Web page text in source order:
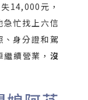
14,000元，
忙找上六信
身分證和駕
繼續營業， 沒